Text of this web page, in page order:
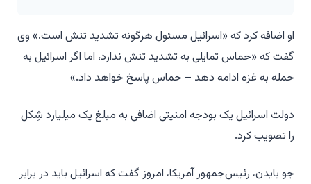
او اضافه کرد که «اسرائیل مسئول هرگونه تشدید تنش است.» وی
گفت که «حماس تمایلی به تشدید تنش ندارد، اما اگر اسرائیل به
حمله به غزه ادامه دهد – حماس پاسخ خواهد داد.»
دولت اسرائیل یک بودجه امنیتی اضافی به مبلغ یک میلیارد شِکل
را تصویب کرد.
جو بایدن، رئیس‌جمهور آمریکا، امروز گفت که اسرائیل باید در برابر